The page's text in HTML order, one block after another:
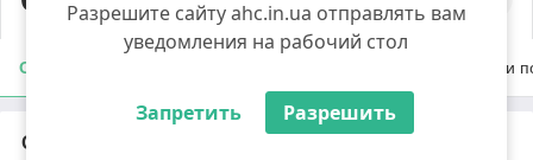
Разрешите сайту ahc.in.ua отправлять вам
уведомления на рабочий стол
Запретить Разрешить
Опис Умови
Опис